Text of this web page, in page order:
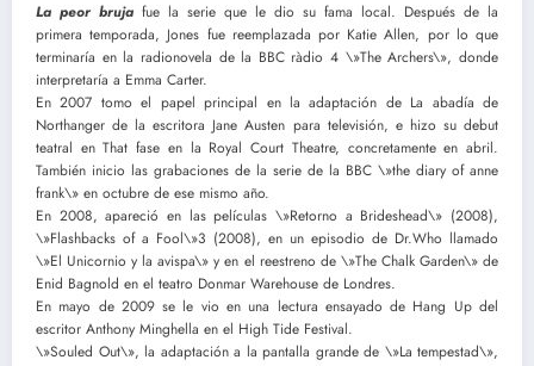
La peor bruja fue la serie que le dio su fama local. Después de la
primera temporada, Jones fue reemplazada por Katie Allen, por lo que
terminaría en la radionovela de la BBC ràdio 4 \»The Archers\», donde
interpretaría a Emma Carter.
En 2007 tomo el papel principal en la adaptación de La abadía de
Northanger de la escritora Jane Austen para televisión, e hizo su debut
teatral en That fase en la Royal Court Theatre, concretamente en abril.
También inicio las grabaciones de la serie de la BBC \»the diary of anne
frank\» en octubre de ese mismo año.
En 2008, apareció en las películas \»Retorno a Brideshead\» (2008),
\»Flashbacks of a Fool\»3 (2008), en un episodio de Dr.Who llamado
\»El Unicornio y la avispa\» y en el reestreno de \»The Chalk Garden\» de
Enid Bagnold en el teatro Donmar Warehouse de Londres.
En mayo de 2009 se le vio en una lectura ensayado de Hang Up del
escritor Anthony Minghella en el High Tide Festival.
\»Souled Out\», la adaptación a la pantalla grande de \»La tempestad\»,